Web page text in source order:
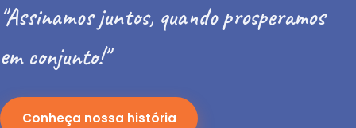
"Assinamos juntos, quando prosperamos
em conjunto!"
Conheça nossa história